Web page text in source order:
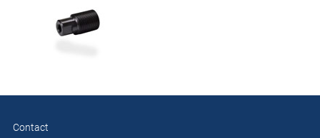
Contact